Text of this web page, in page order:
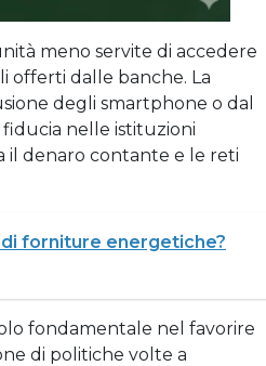
meno servite di accedere
offerti dalle banche. La
degli smartphone o dal
fiducia nelle istituzioni
il denaro contante e le reti
forniture energetiche?
fondamentale nel favorire
di politiche volte a